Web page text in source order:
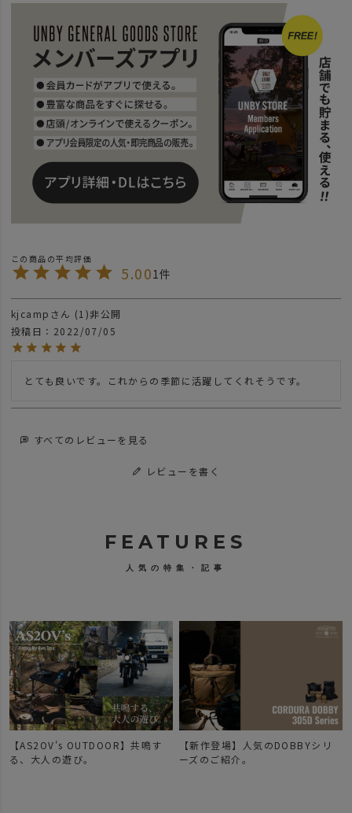
5.001
kjcamp 1
非公開
投稿日
2022/07/05
とても良いです。これからの季節に活躍してくれそうです。
すべてのレビューを見る
レビューを書く
FEATURES
人気の特集・記事
【AS2OV's OUTDOOR】共鳴す
る、大人の遊び。
【新作登場】人気のDOBBYシリ
ーズのご紹介。